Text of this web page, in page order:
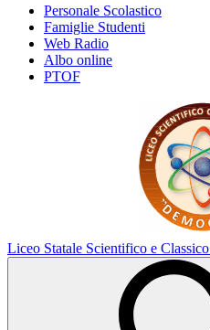
Personale Scolastico
Famiglie Studenti
Web Radio
Albo online
PTOF
Liceo Statale Scientifico e Classico